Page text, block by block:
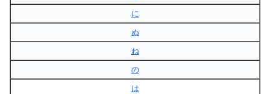
に
ぬ
ね
の
は